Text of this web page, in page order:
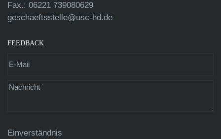
Fax.: 06221 739080629
geschaeftsstelle@usc-hd.de
FEEDBACK
Einverständnis